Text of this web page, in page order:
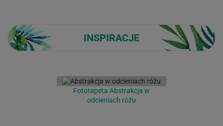
INSPIRACJE
Fototapeta Abstrakcja w
odcieniach różu